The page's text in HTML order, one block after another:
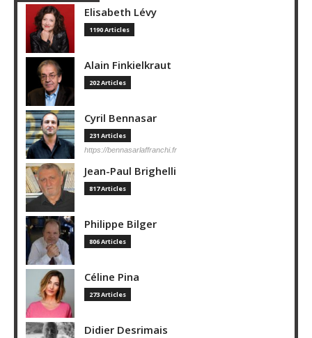
Elisabeth Lévy
1190 Articles
Alain Finkielkraut
202 Articles
Cyril Bennasar
231 Articles
https://bennasarlaffranchi.fr
Jean-Paul Brighelli
817 Articles
Philippe Bilger
806 Articles
Céline Pina
273 Articles
Didier Desrimais